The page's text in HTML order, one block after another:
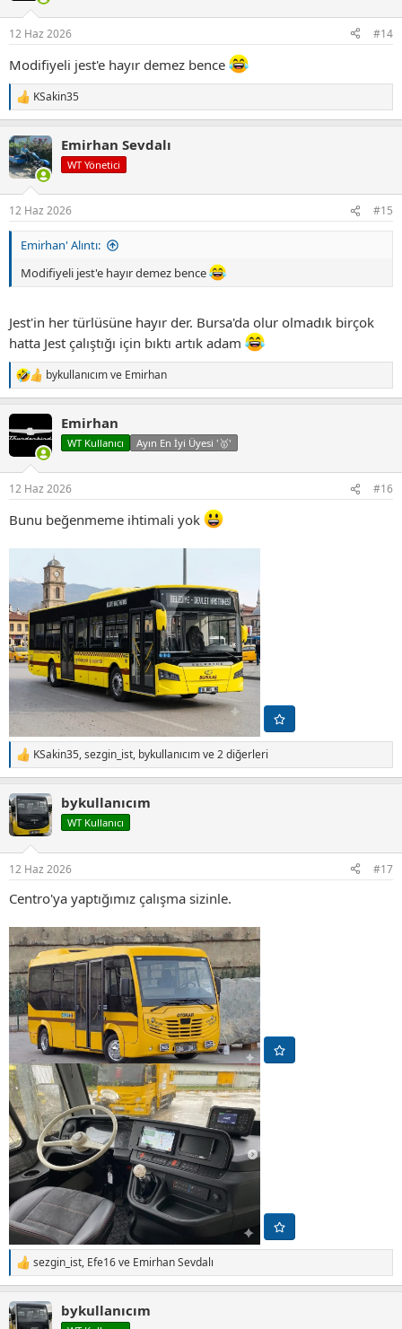
:
12 Haz 2026 #14
Modifiyeli jest'e hayır demez bence
T
e
k
i
l
:
KSakin35
Emirhan Sevdalı
WT Yönetici
12 Haz 2026 #15
Emirhan' Alıntı:
Modifiyeli jest'e hayır demez bence
Jest'in her türlüsüne hayır der. Bursa'da olur olmadık birçok
hatta Jest çalıştığı için bıktı artık adam
T
e
i
r
:
bykullanıcımve Emirhan
Emirhan
WT Kullanıcı Ayın En İyi Üyesi '🥇'
12 Haz 2026 #16
Bunu beğenmeme ihtimali yok
T
e
k
i
l
:
KSakin35,sezgin_ist, bykullanıcımve 2 diğerleri
bykullanıcım
WT Kullanıcı
12 Haz 2026 #17
Centro'ya yaptığımız çalışma sizinle.
T
e
k
i
sezgin_ist, Efe16ve Emirhan Sevdalı
bykullanıcım